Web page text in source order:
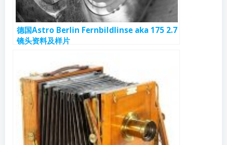
德国Astro Berlin Fernbildlinse aka 175 2.7
镜头资料及样片